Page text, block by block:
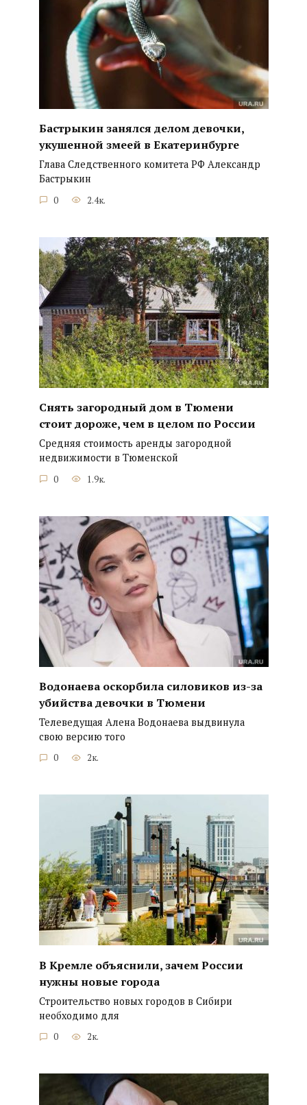
Бастрыкин занялся делом девочки,
укушенной змеей в Екатеринбурге
Глава Следственного комитета РФ Александр
Бастрыкин
0 2.4к.
Снять загородный дом в Тюмени
стоит дороже, чем в целом по России
Средняя стоимость аренды загородной
недвижимости в Тюменской
0 1.9к.
Водонаева оскорбила силовиков из-за
убийства девочки в Тюмени
Телеведущая Алена Водонаева выдвинула
свою версию того
0 2к.
В Кремле объяснили, зачем России
нужны новые города
Строительство новых городов в Сибири
необходимо для
0 2к.